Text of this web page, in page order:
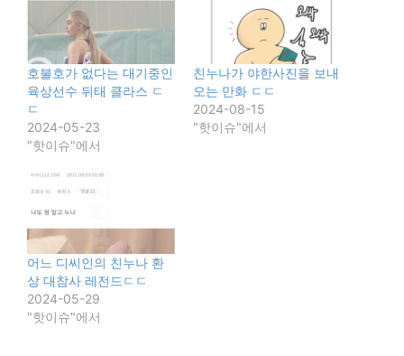
호불호가 없다는 대기중인
육상선수 뒤태 클라스 ㄷ
ㄷ
2024-05-23
"핫이슈"에서
친누나가 야한사진을 보내
오는 만화 ㄷㄷ
2024-08-15
"핫이슈"에서
어느 디씨인의 친누나 환
상 대참사 레전드ㄷㄷ
2024-05-29
"핫이슈"에서